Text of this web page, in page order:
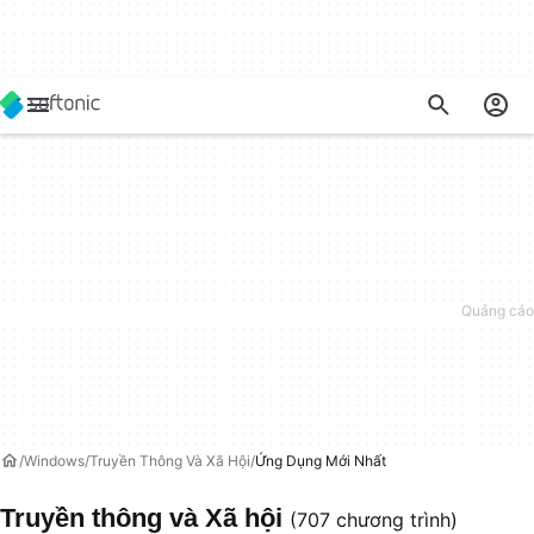
Windows Truyền Thông Và Xã Hội Ứng Dụng Mới Nhất
Truyền thông và Xã hội (707 chương trình)